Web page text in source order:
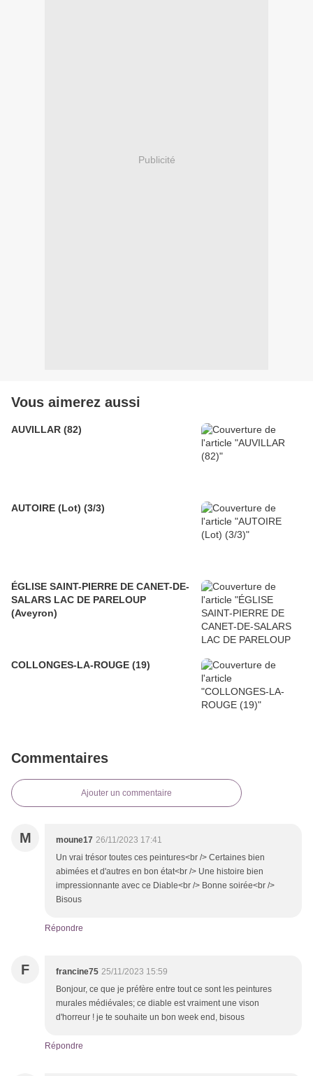
Publicité
Vous aimerez aussi
AUVILLAR (82)
AUTOIRE (Lot) (3/3)
ÉGLISE SAINT-PIERRE DE CANET-DE-
SALARS LAC DE PARELOUP
(Aveyron)
COLLONGES-LA-ROUGE (19)
Commentaires
Ajouter un commentaire
M moune17 26/11/2023 17:41
Un vrai trésor toutes ces peintures<br /> Certaines bien
abimées et d'autres en bon état<br /> Une histoire bien
impressionnante avec ce Diable<br /> Bonne soirée<br />
Bisous
Répondre
F francine75 25/11/2023 15:59
Bonjour, ce que je préfère entre tout ce sont les peintures
murales médiévales; ce diable est vraiment une vison
d'horreur ! je te souhaite un bon week end, bisous
Répondre